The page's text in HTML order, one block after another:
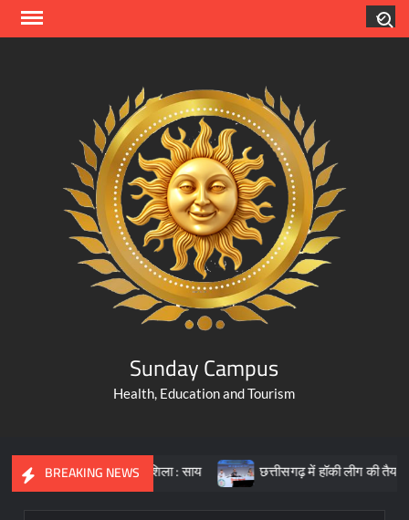
Skip
Sunday Campus
Health, Education and Tourism
BREAKING NEWS
भारत की आधारशिला : साय छत्तीसगढ़ में हॉकी लीग की तैयारी, क्रीड़ा